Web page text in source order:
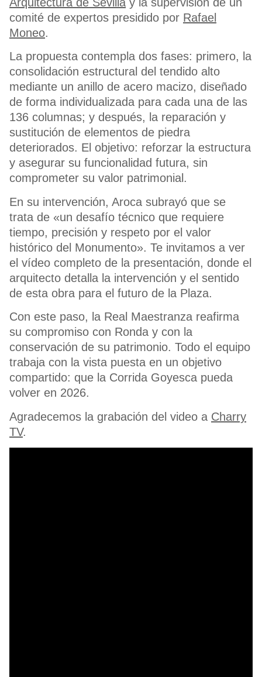
comité de expertos presidido por Rafael
Moneo.
La propuesta contempla dos fases: primero, la
consolidación estructural del tendido alto
mediante un anillo de acero macizo, diseñado
de forma individualizada para cada una de las
136 columnas; y después, la reparación y
sustitución de elementos de piedra
deteriorados. El objetivo: reforzar la estructura
y asegurar su funcionalidad futura, sin
comprometer su valor patrimonial.
En su intervención, Aroca subrayó que se
trata de «un desafío técnico que requiere
tiempo, precisión y respeto por el valor
histórico del Monumento». Te invitamos a ver
el vídeo completo de la presentación, donde el
arquitecto detalla la intervención y el sentido
de esta obra para el futuro de la Plaza.
Con este paso, la Real Maestranza reafirma
su compromiso con Ronda y con la
conservación de su patrimonio. Todo el equipo
trabaja con la vista puesta en un objetivo
compartido: que la Corrida Goyesca pueda
volver en 2026.
Agradecemos la grabación del video a Charry
TV.